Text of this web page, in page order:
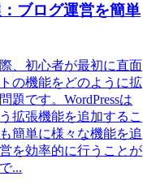
ブログ運営を簡単
、初心者が最初に直面
の機能をどのように拡
題です。WordPressは
拡張機能を追加するこ
簡単に様々な機能を追
を効率的に行うことが
...